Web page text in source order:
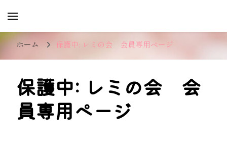
成した交流会です。
ホーム 保護中: レミの会 会員専用ページ
保護中: レミの会 会
員専用ページ